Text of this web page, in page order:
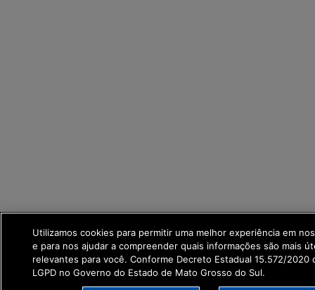
Utilizamos cookies para permitir uma melhor experiência em
e para nos ajudar a compreender quais informações são mais
relevantes para você. Conforme Decreto Estadual 15.572/2020
LGPD no Governo do Estado de Mato Grosso do Sul.